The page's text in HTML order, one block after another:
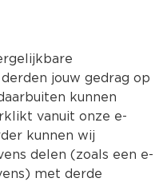
Kies jouw
Producten
jouw gedrag op
kunnen
vanuit onze e-
kunnen wij
delen (zoals een e-
met derde